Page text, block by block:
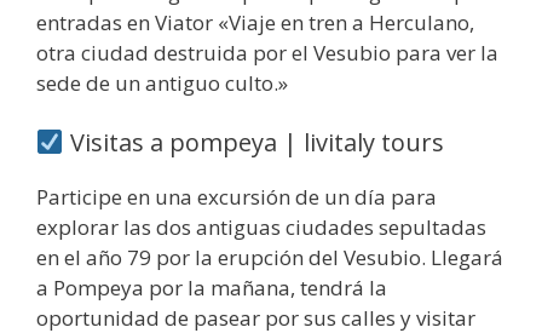
entradas en Viator «Viaje en tren a Herculano,
otra ciudad destruida por el Vesubio para ver la
sede de un antiguo culto.»
Visitas a pompeya | livitaly tours
Participe en una excursión de un día para
explorar las dos antiguas ciudades sepultadas
en el año 79 por la erupción del Vesubio. Llegará
a Pompeya por la mañana, tendrá la
oportunidad de pasear por sus calles y visitar